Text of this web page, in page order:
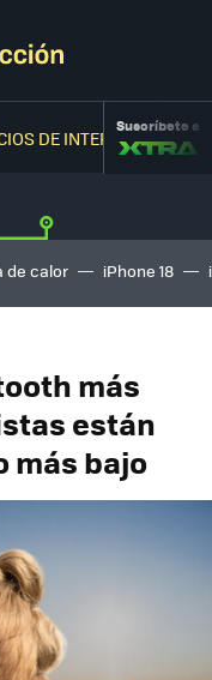
DE INTERNETSuscríbete a
de calor iPhone 18
más
están
más bajo